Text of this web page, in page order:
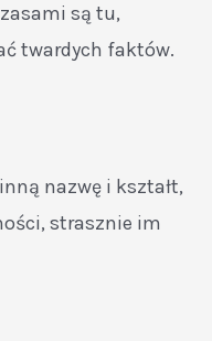
są tu,
twardych faktów.
nazwę i kształt,
strasznie im